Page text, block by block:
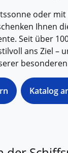
oder mit
Ihnen
Seit über
ans Ziel –
Katalog